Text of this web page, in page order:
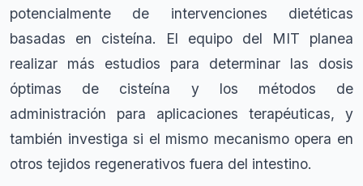
potencialmente de intervenciones dietéticas
basadas en cisteína. El equipo del MIT planea
realizar más estudios para determinar las dosis
óptimas de cisteína y los métodos de
administración para aplicaciones terapéuticas, y
también investiga si el mismo mecanismo opera en
otros tejidos regenerativos fuera del intestino.